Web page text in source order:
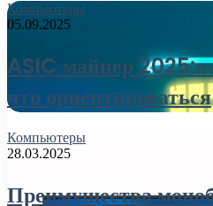
Компьютеры
05.09.2025
ASIC майнер
что ориентироваться
Компьютеры
28.03.2025
Преимущества